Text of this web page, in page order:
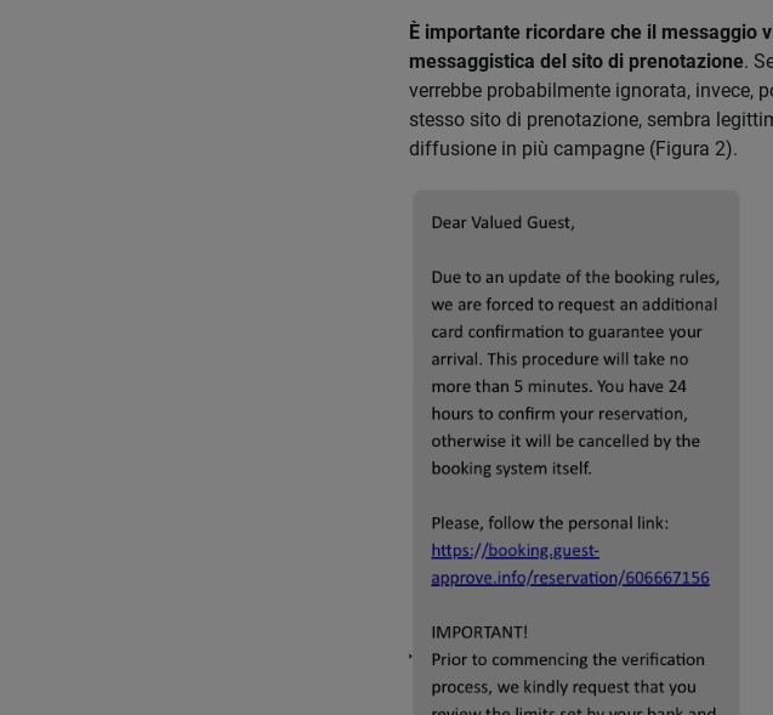
È importante ricordare che il messaggio
messaggistica del sito di prenotazione.
verrebbe probabilmente ignorata, invece,
stesso sito di prenotazione, sembra
diffusione in più campagne (Figura 2).